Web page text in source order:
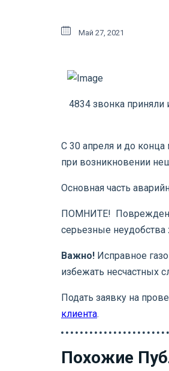
Май 27, 2021
4834 звонка приняли
С 30 апреля и до
при возникновении
Основная часть
ПОМНИТЕ! Повреждение
серьезные неудобства
Важно! Исправное
избежать несчастных
Подать заявку на
клиента.
Похожие